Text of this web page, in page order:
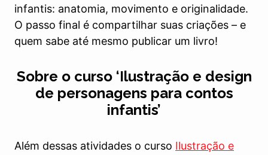
infantis: anatomia, movimento e originalidade.
O passo final é compartilhar suas criações – e
quem sabe até mesmo publicar um livro!
Sobre o curso ‘Ilustração e design
de personagens para contos
infantis’
Além dessas atividades o curso Ilustração e